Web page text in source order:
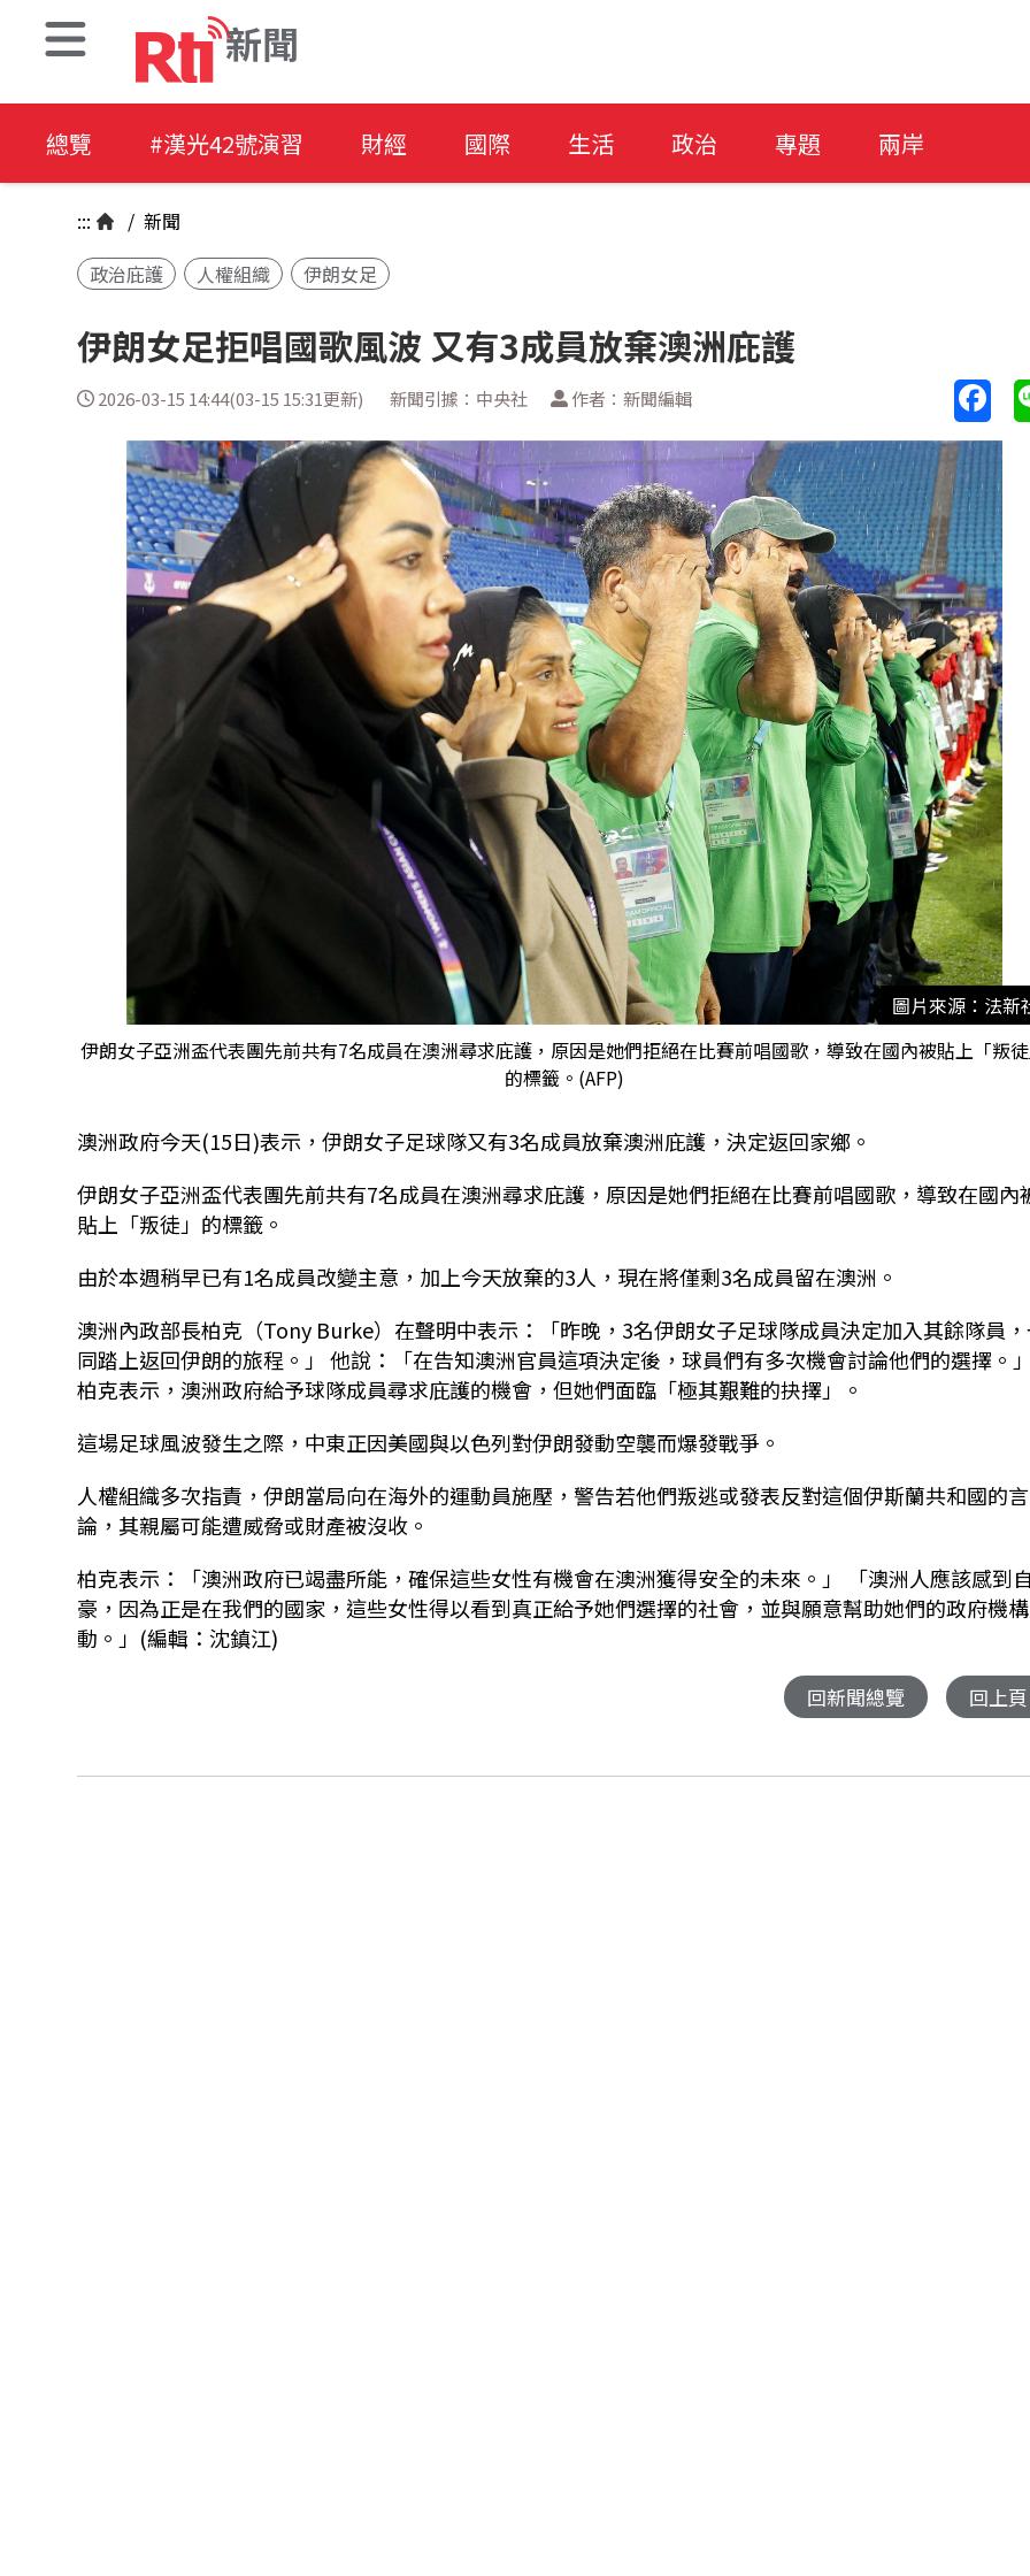
新聞
總覽 #漢光42號演習 財經 國際 生活 政治 專題 兩岸
::: / 新聞
政治庇護
人權組織 伊朗女足
伊朗女足拒唱國歌風波 又有3成員放棄澳洲庇護
2026-03-15 14:44(03-15 15:31更新) 新聞引據：中央社 作者：新聞編輯
圖片來源：法新
伊朗女子亞洲盃代表團先前共有7名成員在澳洲尋求庇護，原因是她們拒絕在比賽前唱國歌，導致在國內被貼上「叛
的標籤。(AFP)
澳洲政府今天(15日)表示，伊朗女子足球隊又有3名成員放棄澳洲庇護，決定返回家鄉。
伊朗女子亞洲盃代表團先前共有7名成員在澳洲尋求庇護，原因是她們拒絕在比賽前唱國歌，導致在國內
貼上「叛徒」的標籤。
由於本週稍早已有1名成員改變主意，加上今天放棄的3人，現在將僅剩3名成員留在澳洲。
澳洲內政部長柏克（Tony Burke）在聲明中表示：「昨晚， 3名伊朗女子足球隊成員決定加入其餘隊員
同踏上返回伊朗的旅程。」 他說：「在告知澳洲官員這項決定後，球員們有多次機會討論他們的選擇。
柏克表示，澳洲政府給予球隊成員尋求庇護的機會，但她們面臨「極其艱難的抉擇」。
這場足球風波發生之際，中東正因美國與以色列對伊朗發動空襲而爆發戰爭。
人權組織多次指責，伊朗當局向在海外的運動員施壓，警告若他們叛逃或發表反對這個伊斯蘭共和國的言
論，其親屬可能遭威脅或財產被沒收。
柏克表示：「澳洲政府已竭盡所能，確保這些女性有機會在澳洲獲得安全的未來。」
「澳洲人應該感到
豪，因為正是在我們的國家，這些女性得以看到真正給予她們選擇的社會，並與願意幫助她們的政府機
動。」(編輯：沈鎮江)
回新聞總覽 回上頁